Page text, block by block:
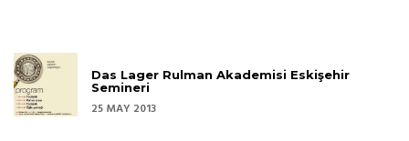
Das Lager Rulman Akademisi Eskişehir
Semineri
25 MAY 2013